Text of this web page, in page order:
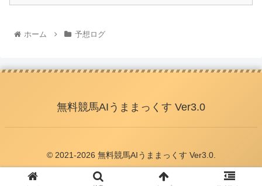
ホーム 予想ログ
無料競馬AIうままっくす Ver3.0
© 2021-2026 無料競馬AIうままっくす Ver3.0.